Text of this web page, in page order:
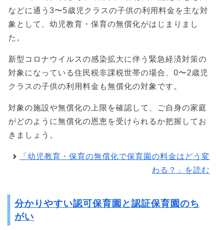
などに通う3〜5歳児クラスの子供の利用料金を主な対
象として、幼児教育・保育の無償化がはじまりまし
た。
新型コロナウイルスの感染拡大に伴う緊急経済対策の
対象になっている住民税非課税世帯の場合、0〜2歳児
クラスの子供の利用料金も無償化の対象です。
対象の施設や無償化の上限を確認して、ご自身の家庭
がどのように無償化の恩恵を受けられるか把握してお
きましょう。
「幼児教育・保育の無償化で保育園の料金はどう変
わる？」を読む
分かりやすい認可保育園と認証保育園のち
がい